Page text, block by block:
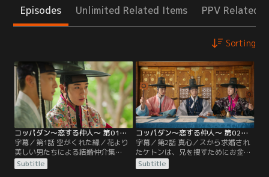
Episodes Unlimited Related Items PPV Related
Sorting
コッパダン～恋する仲人～ 第01話／字幕
字幕／第1話 空がくれた縁／花より
美しい男たちによる結婚仲介集
団“コッパダン”。コッパダンはオ大
監の娘の結婚の仲介を依頼される
Subtitle
コッパダン～恋する仲人～ 第02話／字幕
字幕／第2話 真心／スから求婚され
たケトンは、兄を捜すためにお金を
使い果たしてしまい、結婚は無理だ
と断る。しかしスは、ケトンの荷も
Subtitle